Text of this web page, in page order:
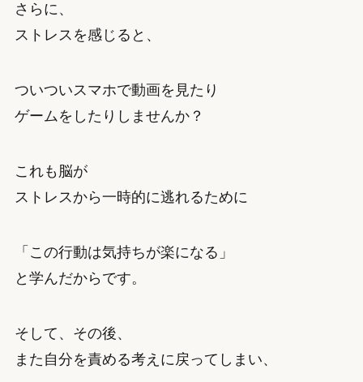
さらに、
ストレスを感じると、
ついついスマホで動画を見たり
ゲームをしたりしませんか？
これも脳が
ストレスから一時的に逃れるために
「この行動は気持ちが楽になる」
と学んだからです。
そして、その後、
また自分を責める考えに戻ってしまい、